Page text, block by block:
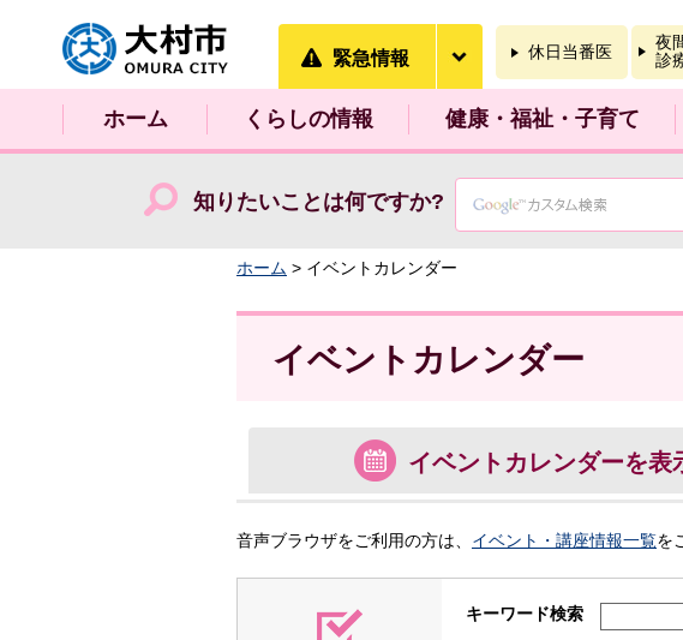
大村市
緊急情報 休日当番医
夜
診
ホーム くらしの情報 健康・福祉・子育て
知りたいことは何ですか?
ホーム > イベントカレンダー
イベントカレンダー
イベント カレンダーを表
音声ブラウザをご利用の方は、 イベント・講座情報一覧を
キーワード検索